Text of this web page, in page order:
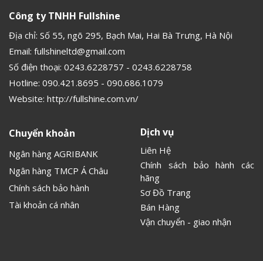
Công ty TNHH Fullshine
Địa chỉ: Số 55, ngõ 295, Bạch Mai, Hai Bà Trưng, Hà Nội
Email: fullshineltd@gmail.com
Số điện thoại: 0243.6228757 - 0243.6228758
Hotline: 090.421.8695 - 090.686.1079
Website: http://fullshine.com.vn/
Chuyển khoản
Ngân hàng AGRIBANK
Ngân hàng TMCP Á Châu
Chính sách bảo hành
Tài khoản cá nhân
Dịch vụ
Liên Hệ
Chính sách bảo hành các
hãng
Sơ Đồ Trang
Bán Hàng
Vận chuyển - giao nhận